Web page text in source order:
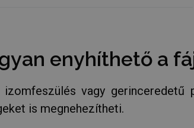
enyhíthető a
vagy gerinceredetű
is megnehezítheti.